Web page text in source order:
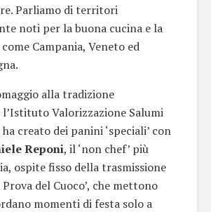
Parliamo di territori
noti per la buona cucina e la
Campania, Veneto ed
alla tradizione
l’Istituto Valorizzazione Salumi
creato dei panini ‘speciali’ con
Reponi, il ‘non chef’ più
ospite fisso della trasmissione
Prova del Cuoco’, che mettono
momenti di festa solo a